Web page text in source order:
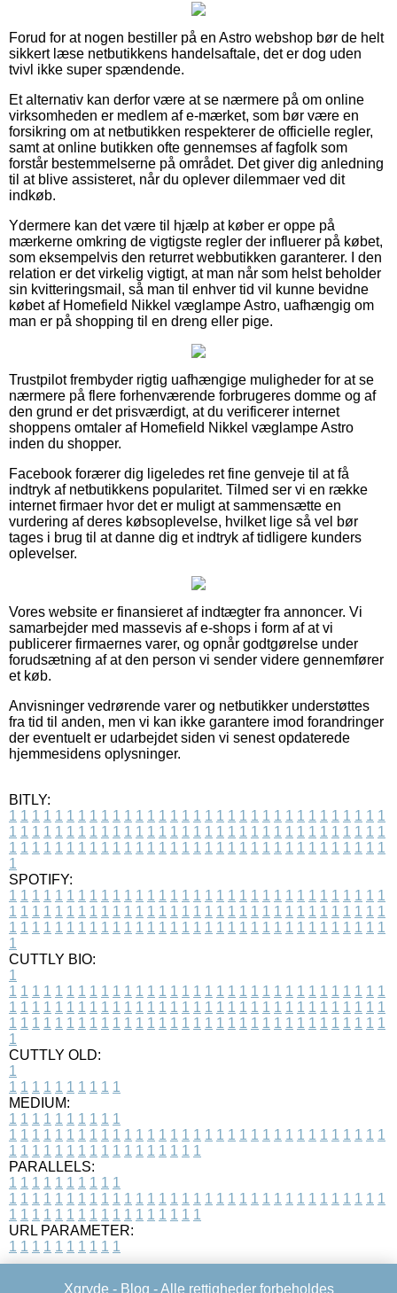
Forud for at nogen bestiller på en Astro webshop bør de helt
sikkert læse netbutikkens handelsaftale, det er dog uden
tvivl ikke super spændende.
Et alternativ kan derfor være at se nærmere på om online
virksomheden er medlem af e-mærket, som bør være en
forsikring om at netbutikken respekterer de officielle regler,
samt at online butikken ofte gennemses af fagfolk som
forstår bestemmelserne på området. Det giver dig anledning
til at blive assisteret, når du oplever dilemmaer ved dit
indkøb.
Ydermere kan det være til hjælp at køber er oppe på
mærkerne omkring de vigtigste regler der influerer på købet,
som eksempelvis den returret webbutikken garanterer. I den
relation er det virkelig vigtigt, at man når som helst beholder
sin kvitteringsmail, så man til enhver tid vil kunne bevidne
købet af Homefield Nikkel væglampe Astro, uafhængig om
man er på shopping til en dreng eller pige.
Trustpilot frembyder rigtig uafhængige muligheder for at se
nærmere på flere forhenværende forbrugeres domme og af
den grund er det prisværdigt, at du verificerer internet
shoppens omtaler af Homefield Nikkel væglampe Astro
inden du shopper.
Facebook forærer dig ligeledes ret fine genveje til at få
indtryk af netbutikkens popularitet. Tilmed ser vi en række
internet firmaer hvor det er muligt at sammensætte en
vurdering af deres købsoplevelse, hvilket lige så vel bør
tages i brug til at danne dig et indtryk af tidligere kunders
oplevelser.
Vores website er finansieret af indtægter fra annoncer. Vi
samarbejder med massevis af e-shops i form af at vi
publicerer firmaernes varer, og opnår godtgørelse under
forudsætning af at den person vi sender videre gennemfører
et køb.
Anvisninger vedrørende varer og netbutikker understøttes
fra tid til anden, men vi kan ikke garantere imod forandringer
der eventuelt er udarbejdet siden vi senest opdaterede
hjemmesidens oplysninger.
BITLY:
1 1 1 1 1 1 1 1 1 1 1 1 1 1 1 1 1 1 1 1 1 1 1 1 1 1 1 1 1 1 1 1 1
1 1 1 1 1 1 1 1 1 1 1 1 1 1 1 1 1 1 1 1 1 1 1 1 1 1 1 1 1 1 1 1 1
1 1 1 1 1 1 1 1 1 1 1 1 1 1 1 1 1 1 1 1 1 1 1 1 1 1 1 1 1 1 1 1 1
1
SPOTIFY:
1 1 1 1 1 1 1 1 1 1 1 1 1 1 1 1 1 1 1 1 1 1 1 1 1 1 1 1 1 1 1 1 1
1 1 1 1 1 1 1 1 1 1 1 1 1 1 1 1 1 1 1 1 1 1 1 1 1 1 1 1 1 1 1 1 1
1 1 1 1 1 1 1 1 1 1 1 1 1 1 1 1 1 1 1 1 1 1 1 1 1 1 1 1 1 1 1 1 1
1
CUTTLY BIO:
1
1 1 1 1 1 1 1 1 1 1 1 1 1 1 1 1 1 1 1 1 1 1 1 1 1 1 1 1 1 1 1 1 1
1 1 1 1 1 1 1 1 1 1 1 1 1 1 1 1 1 1 1 1 1 1 1 1 1 1 1 1 1 1 1 1 1
1 1 1 1 1 1 1 1 1 1 1 1 1 1 1 1 1 1 1 1 1 1 1 1 1 1 1 1 1 1 1 1 1
1
CUTTLY OLD:
1
1 1 1 1 1 1 1 1 1 1
MEDIUM:
1 1 1 1 1 1 1 1 1 1
1 1 1 1 1 1 1 1 1 1 1 1 1 1 1 1 1 1 1 1 1 1 1 1 1 1 1 1 1 1 1 1 1
1 1 1 1 1 1 1 1 1 1 1 1 1 1 1 1 1
PARALLELS:
1 1 1 1 1 1 1 1 1 1
1 1 1 1 1 1 1 1 1 1 1 1 1 1 1 1 1 1 1 1 1 1 1 1 1 1 1 1 1 1 1 1 1
1 1 1 1 1 1 1 1 1 1 1 1 1 1 1 1 1
URL PARAMETER:
1 1 1 1 1 1 1 1 1 1
Xgryde - Blog - Alle rettigheder forbeholdes